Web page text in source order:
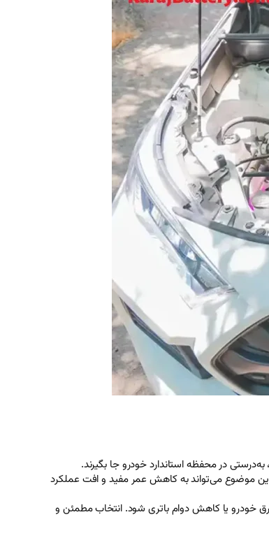
در محفظه استاندارد خودرو جا بگیرند.
این موضوع می‌تواند به کاهش عمر مفید و افت عملکرد
خودرو یا کاهش دوام باتری شود. انتخاب مطمئن و